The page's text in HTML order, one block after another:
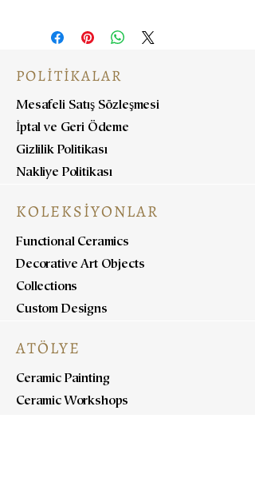
POLİTİKALAR
Mesafeli Satış Sözleşmesi
İptal ve Geri Ödeme
Gizlilik Politikası
Nakliye Politikası
KOLEKSİYONLAR
Functional Ceramics
Decorative Art Objects
Collections
Custom Designs
ATÖLYE
Ceramic Painting
Ceramic Workshops